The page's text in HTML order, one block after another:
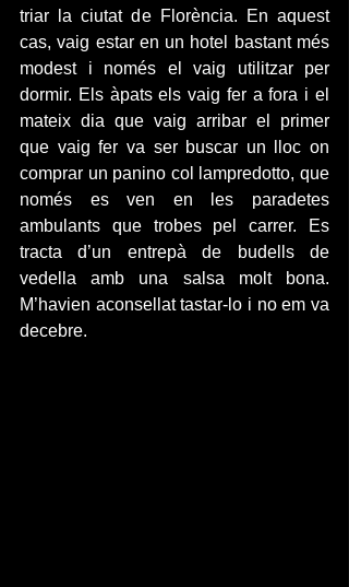
triar la ciutat de Florència. En aquest
cas, vaig estar en un hotel bastant més
modest i només el vaig utilitzar per
dormir. Els àpats els vaig fer a fora i el
mateix dia que vaig arribar el primer
que vaig fer va ser buscar un lloc on
comprar un panino col lampredotto, que
només es ven en les paradetes
ambulants que trobes pel carrer. Es
tracta d’un entrepà de budells de
vedella amb una salsa molt bona.
M’havien aconsellat tastar-lo i no em va
decebre.